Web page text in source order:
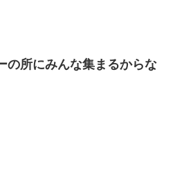
の所にみんな集まるからな